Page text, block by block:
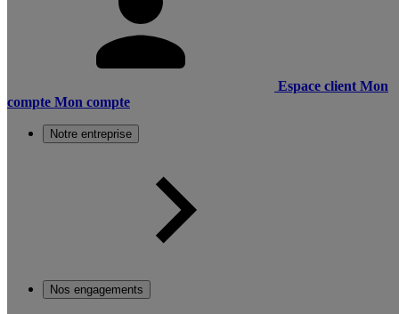
Espace client Mon
compte Mon compte
Notre entreprise
Nos engagements